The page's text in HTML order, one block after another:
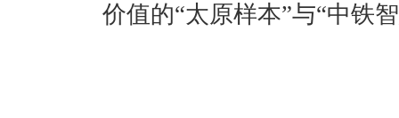
价值的“太原样本”与“中铁